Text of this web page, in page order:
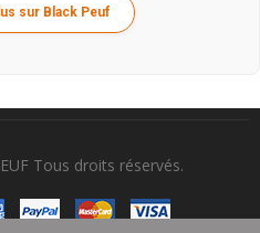
Tous droits réservés.